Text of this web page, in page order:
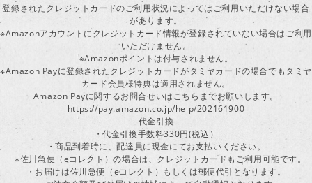
登録されたクレジットカードのご利用状況によってはご利用いただけない場合
があります。
※Amazonアカウントにクレジットカード情報が登録されていない場合はご利用
いただけません。
※Amazonポイントは付与されません。
※Amazon Payに登録されたクレジットカードがタミヤカードの場合でもタミヤ
カード会員様特典は適用されません。
Amazon Payに関するお問合せいはこちらまでお願いします。
https://pay.amazon.co.jp/help/202161900
代金引換
・代金引換手数料330円(税込）
・商品到着時に、配達員に現金にてお支払いください。
※佐川急便（eコレクト）の場合は、クレジットカードもご利用可能です。
・お届けは佐川急便（eコレクト）もしくは郵便代引となります。